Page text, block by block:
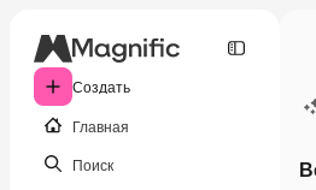
Создать
Главная
Поиск